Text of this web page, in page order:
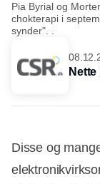
Pia Byrial og
chokterapi i
synder". .
Disse og